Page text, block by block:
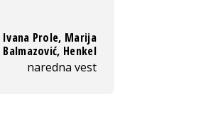
Ivana Prole, Marija
Balmazović, Henkel
naredna vest